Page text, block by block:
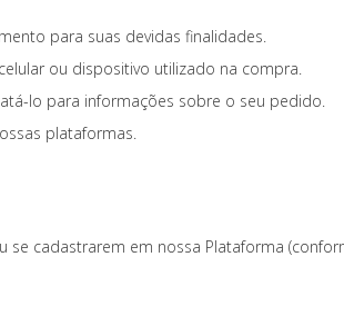
para suas devidas finalidades.
ou dispositivo utilizado na compra.
lo para informações sobre o seu pedido.
plataformas.
se cadastrarem em nossa Plataforma